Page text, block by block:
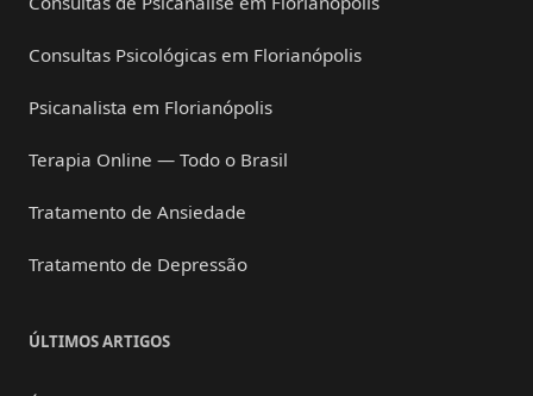
Consultas Psicológicas em Florianópolis
Psicanalista em Florianópolis
Terapia Online — Todo o Brasil
Tratamento de Ansiedade
Tratamento de Depressão
ÚLTIMOS ARTIGOS